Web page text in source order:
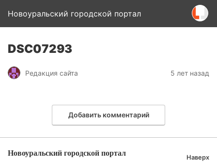
Новоуральский городской портал
DSC07293
Редакция сайта 5 лет назад
Добавить комментарий
Новоуральский городской портал Наверх